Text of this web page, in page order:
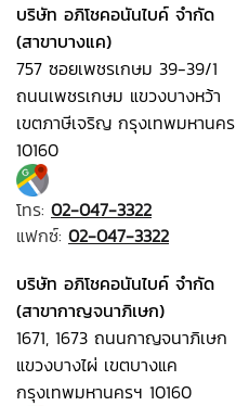
บริษัท อภิโชคอนันไบค์ จำกัด
(สาขาบางแค)
757 ซอยเพชรเกษม 39-39/1
ถนนเพชรเกษม แขวงบางหว้า
เขตภาษีเจริญ กรุงเทพมหานคร
10160
โทร: 02-047-3322
แฟกซ์: 02-047-3322
บริษัท อภิโชคอนันไบค์ จำกัด
(สาขากาญจนาภิเษก)
1671, 1673 ถนนกาญจนาภิเษก
แขวงบางไผ่ เขตบางแค
กรุงเทพมหานครฯ 10160